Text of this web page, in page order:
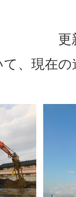
更
、現在